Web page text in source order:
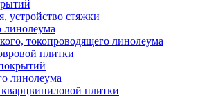
устройство стяжки
линолеума
токопроводящего линолеума
плитки
линолеума
плитки